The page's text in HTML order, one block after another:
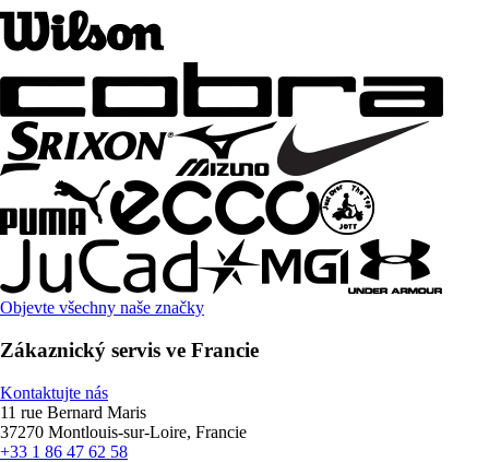
Objevte všechny naše značky
Zákaznický servis ve Francie
Kontaktujte nás
11 rue Bernard Maris
37270 Montlouis-sur-Loire, Francie
+33 1 86 47 62 58